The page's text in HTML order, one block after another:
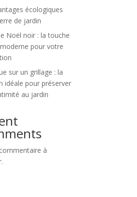
écologiques
de jardin
Noël noir : la touche
pour votre
sur un grillage : la
idéale pour préserver
au jardin
à